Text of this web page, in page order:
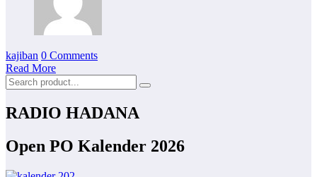
kajiban 0 Comments
Read More
RADIO HADANA
Open PO Kalender 2026